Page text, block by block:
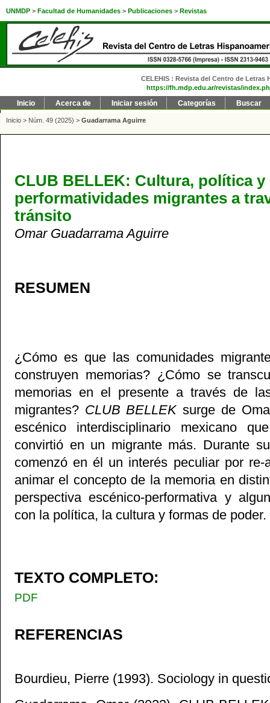
UNMDP > Facultad de Humanidades > Publicaciones > Revistas
CELEHIS : Revista del Centro de
https://fh.mdp.edu.ar/revistas/
Inicio Acerca de Iniciar sesión Categorías Buscar
Inicio > Núm. 49 (2025) > Guadarrama Aguirre
CLUB BELLEK: Cultura, política y
performatividades migrantes a
tránsito
Omar Guadarrama Aguirre
RESUMEN
¿Cómo es que las comunidades
construyen memorias? ¿Cómo se
memorias en el presente a través de
migrantes? CLUB BELLEKsurge de
escénico interdisciplinario mexicano
convirtió en un migrante más. Durante
comenzó en él un interés peculiar por re-
animar el concepto de la memoria en
perspectiva escénico-performativa y
con la política, la cultura y formas de poder.
TEXTO COMPLETO:
PDF
REFERENCIAS
Bourdieu, Pierre (1993). Sociology in